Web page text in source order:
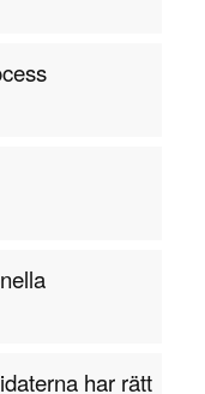
att prioritera,
kan
helst, och
anpassa sig
hitta effektiva
spår.
har rätt